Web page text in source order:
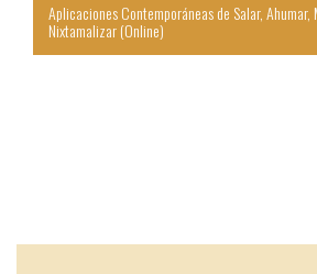
Aplicaciones Contemporáneas de Salar, Ahumar,
Nixtamalizar (Online)